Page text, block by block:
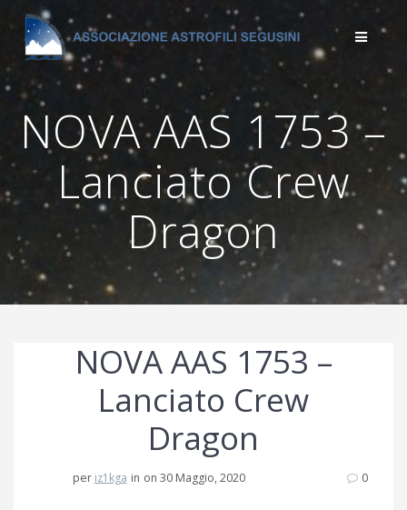
Salta
al
contenuto
NOVA AAS 1753 –
Lanciato Crew
Dragon
NOVA AAS 1753 –
Lanciato Crew
Dragon
per iz1kga in on 30 Maggio, 2020 0